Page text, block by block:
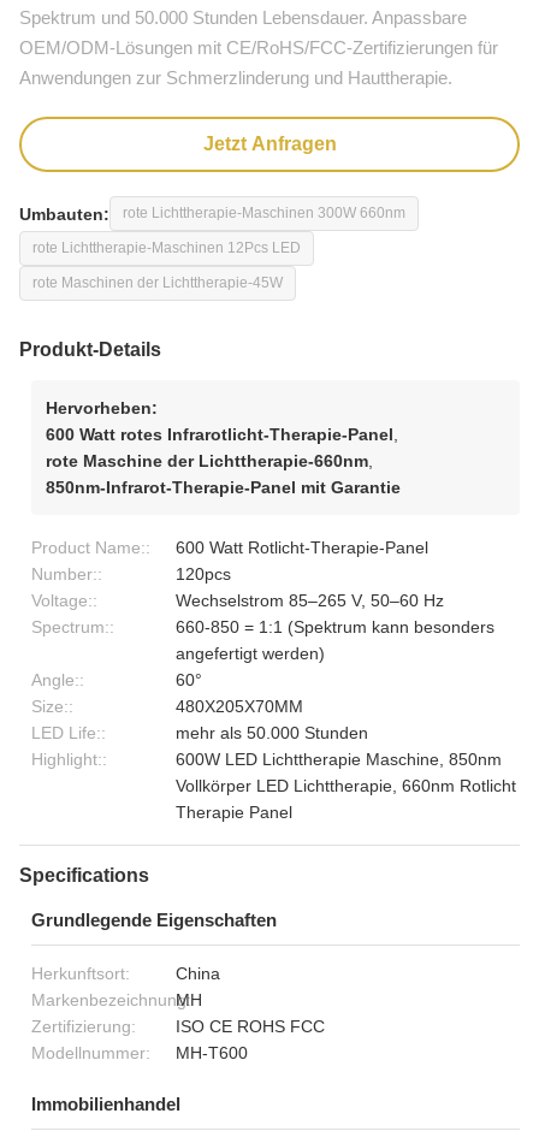
Spektrum und 50.000 Stunden Lebensdauer. Anpassbare
OEM/ODM-Lösungen mit CE/RoHS/FCC-Zertifizierungen für
Anwendungen zur Schmerzlinderung und Hauttherapie.
Jetzt Anfragen
Umbauten: rote Lichttherapie-Maschinen 300W 660nm
rote Lichttherapie-Maschinen 12Pcs LED
rote Maschinen der Lichttherapie-45W
Produkt-Details
Hervorheben:
600 Watt rotes Infrarotlicht-Therapie-Panel
rote Maschine der Lichttherapie-660nm
850nm-Infrarot-Therapie-Panel mit Garantie
Product Name::
600 Watt Rotlicht-Therapie-Panel
Number::
120pcs
Voltage::
Wechselstrom 85–265 V, 50–60 Hz
Spectrum::
660-850 = 1:1 (Spektrum kann besonders
angefertigt werden)
Angle::
60°
Size::
480X205X70MM
LED Life::
mehr als 50.000 Stunden
Highlight::
600W LED Lichttherapie Maschine, 850nm
Vollkörper LED Lichttherapie, 660nm Rotlicht
Therapie Panel
Specifications
Grundlegende Eigenschaften
Herkunftsort:
China
Markenbezeichnung:MH
Zertifizierung:
ISO CE ROHS FCC
Modellnummer:
MH-T600
Immobilienhandel